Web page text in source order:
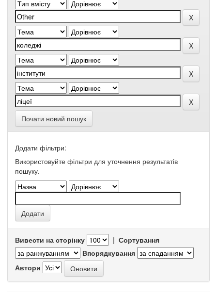
Почати новий пошук
Додати фільтри:
Використовуйте фільтри для уточнення результатів
пошуку.
Вивести на сторінку | Сортування
Впорядкування
Автори